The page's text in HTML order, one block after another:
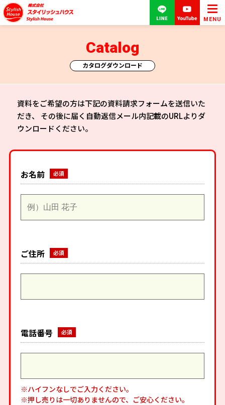
MENU
カタログダウンロード
Catalog
資料をご希望の方は下記の資料請求フォームを送信いた
だき、
その後に届く自動返信メール内記載のURLよりダ
ウンロードください。
お名前
ご住所
電話番号
※ハイフンなしでご入力ください。
※押し売りは一切ありませんので、ご安心ください。